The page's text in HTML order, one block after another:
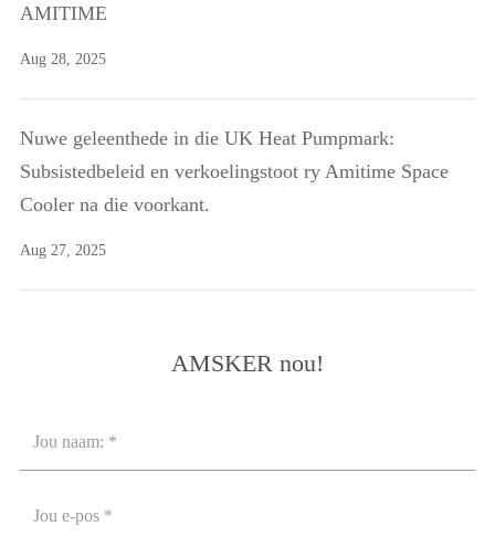
AMITIME
Aug 28, 2025
Nuwe geleenthede in die UK Heat Pumpmark:
Subsistedbeleid en verkoelingstoot ry Amitime Space
Cooler na die voorkant.
Aug 27, 2025
AMSKER nou!